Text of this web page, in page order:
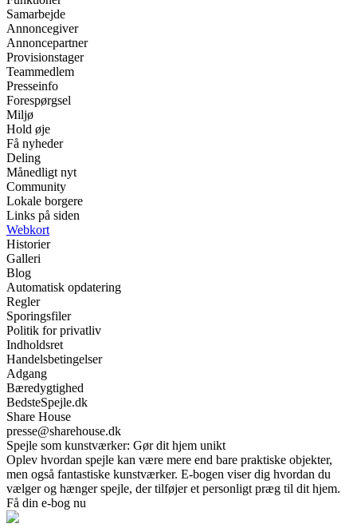
Samarbejde
Annoncegiver
Annoncepartner
Provisionstager
Teammedlem
Presseinfo
Forespørgsel
Miljø
Hold øje
Få nyheder
Deling
Månedligt nyt
Community
Lokale borgere
Links på siden
Webkort
Historier
Galleri
Blog
Automatisk opdatering
Regler
Sporingsfiler
Politik for privatliv
Indholdsret
Handelsbetingelser
Adgang
Bæredygtighed
BedsteSpejle.dk
Share House
presse@sharehouse.dk
Spejle som kunstværker: Gør dit hjem unikt
Oplev hvordan spejle kan være mere end bare praktiske objekter,
men også fantastiske kunstværker. E-bogen viser dig hvordan du
vælger og hænger spejle, der tilføjer et personligt præg til dit hjem.
Få din e-bog nu